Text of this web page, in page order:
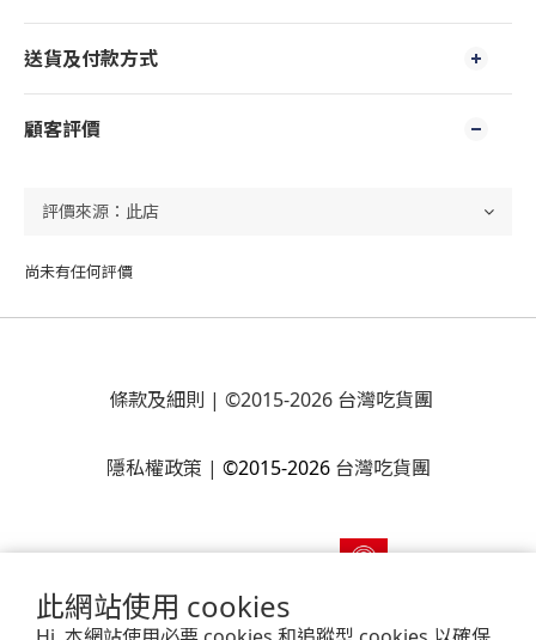
此網站使用 cookies
送貨及付款方式
顧客評價
尚未有任何評價
條款及細則 | ©2015-2026 台灣吃貨團
隱私權政策 | ©2015-2026台灣吃貨團